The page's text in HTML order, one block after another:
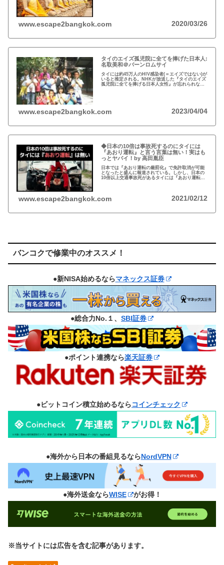
www.escape2bangkok.com 2020/03/26
タイのエイズ孤児院に全てを捧げた日本人:
名取美和＠バーンロムサイ
タイには約45万人のHIV感染者(＝エイズではない)が
いると推定される。NHKが放送した『タイのエイズ
孤児院に全てを捧げる日本人女性』が忘れられな
www.escape2bangkok.com 2023/04/04
◆日本の10倍は事故死するのにタイには
『あおり運転』と言う言葉は無い！実はも
っとヤバイ！by 高田胤臣
日本では『あおり運転の厳罰化』で免許取消が可能
となったと盛んに報道されている。しかし、日本の
10倍以上交通事故死があるタイには『あおり運転』
www.escape2bangkok.com 2021/02/12
バンコクで修業中のオススメ！
●新NISA始めるならマネックス証券
●総合力No.１、 SBI証券
●ポイント連携なら楽天証券
●ビットコイン積立始めるならコインチェック
●海外から日本の番組見るならNordVPN
●海外送金ならWISE がお得！
※当サイトには広告を含む記事があります。